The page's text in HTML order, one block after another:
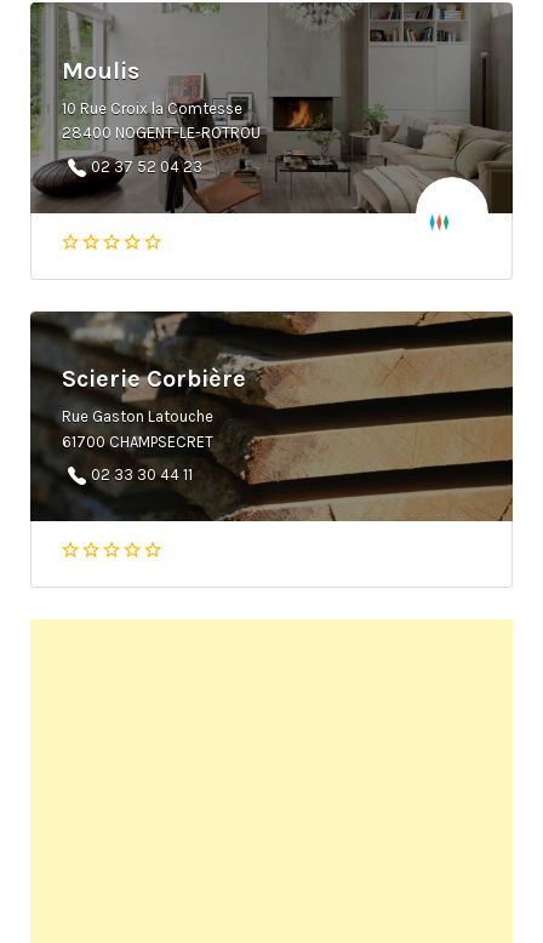
Moulis
10 Rue Croix la Comtesse
28400 NOGENT-LE-ROTROU
02 37 52 04 23
Scierie Corbière
Rue Gaston Latouche
61700 CHAMPSECRET
02 33 30 44 11